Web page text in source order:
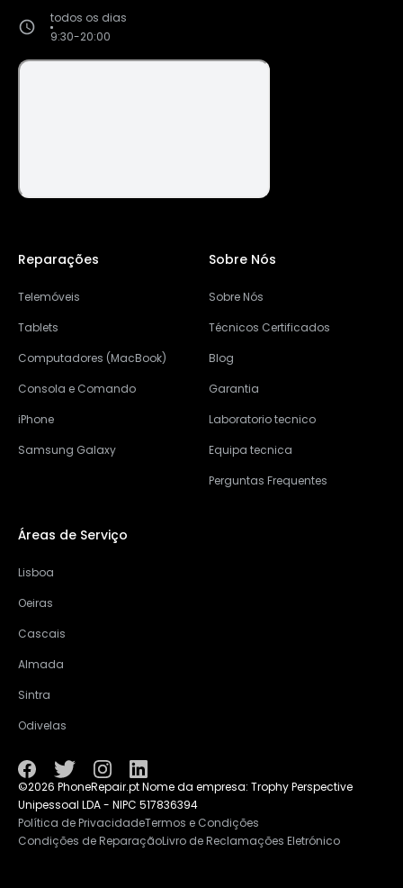
todos os dias
9:30-20:00
Reparações
Telemóveis
Tablets
Computadores (MacBook)
Consola e Comando
iPhone
Samsung Galaxy
Sobre Nós
Sobre Nós
Técnicos Certificados
Blog
Garantia
Laboratorio tecnico
Equipa tecnica
Perguntas Frequentes
Áreas de Serviço
Lisboa
Oeiras
Cascais
Almada
Sintra
Odivelas
©2026 PhoneRepair.pt Nome da empresa: Trophy Perspective
Unipessoal LDA - NIPC 517836394
Política de PrivacidadeTermos e Condições
Condições de ReparaçãoLivro de Reclamações Eletrónico